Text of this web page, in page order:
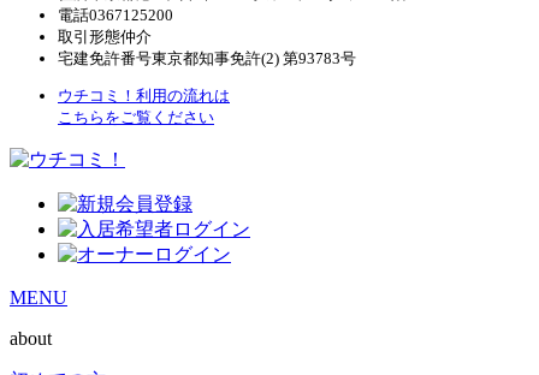
電話0367125200
取引形態仲介
宅建免許番号東京都知事免許(2) 第93783号
ウチコミ！利用の流れは
こちらをご覧ください
MENU
about